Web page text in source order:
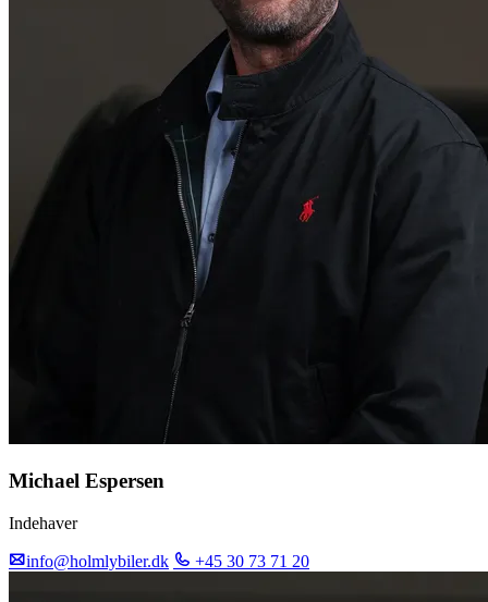
Michael Espersen
Indehaver
info@holmlybiler.dk +45 30 73 71 20